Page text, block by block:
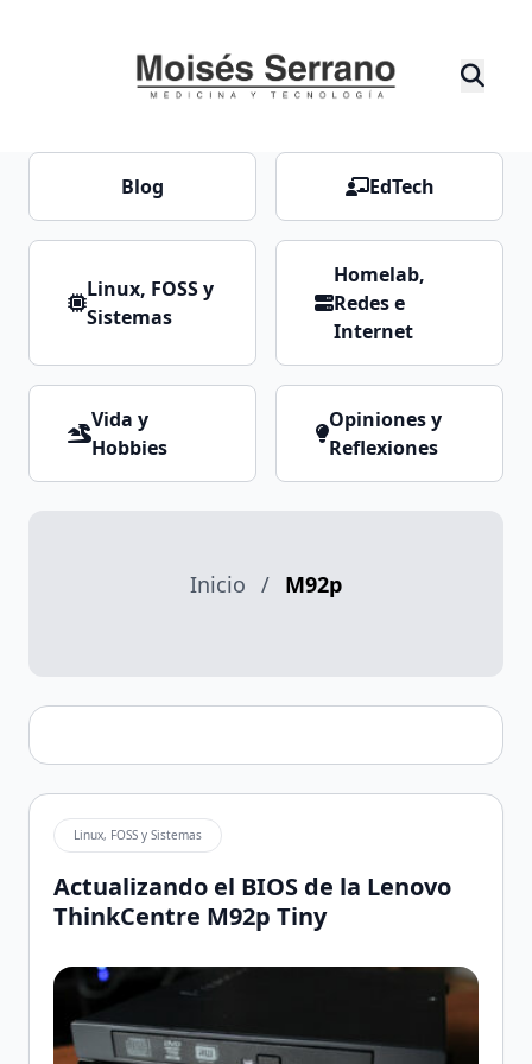
Blog EdTech
Linux, FOSS y
Sistemas
Homelab,
Redes e
Internet
Vida y
Hobbies
Opiniones y
Reflexiones
Inicio / M92p
Linux, FOSS y Sistemas
Actualizando el BIOS de la Lenovo
ThinkCentre M92p Tiny